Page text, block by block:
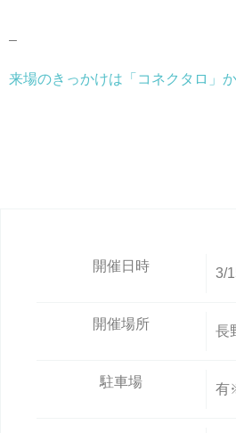
–
来場のきっかけは「コネクタロ」
開催日時 3/
開催場所 長
駐車場 有